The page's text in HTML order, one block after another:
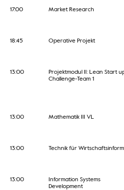
17:00 Market Research
18:45 Operative Projekt
13:00
Projektmodul II: Lean Start
Challenge-Team 1
13:00 Mathematik III VL
13:00 Technik für
13:00
Information Systems
Development